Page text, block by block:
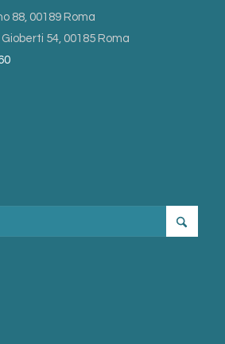
88, 00189 Roma
Gioberti 54, 00185 Roma